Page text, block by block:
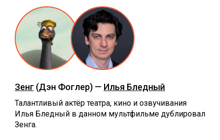
Зенг (Дэн Фоглер) — Илья Бледный
Талантливый актёр театра, кино и озвучивания
Илья Бледный в данном мультфильме дублировал
Зенга.